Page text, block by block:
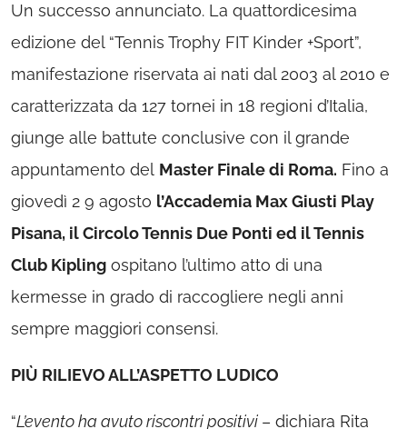
Un successo annunciato. La quattordicesima
edizione del “Tennis Trophy FIT Kinder +Sport”,
manifestazione riservata ai nati dal 2003 al 2010 e
caratterizzata da 127 tornei in 18 regioni d’Italia,
giunge alle battute conclusive con il grande
appuntamento del Master Finale di Roma. Fino a
giovedì 2 9 agosto l’Accademia Max Giusti Play
Pisana, il Circolo Tennis Due Ponti ed il Tennis
Club Kipling ospitano l’ultimo atto di una
kermesse in grado di raccogliere negli anni
sempre maggiori consensi.
PIÙ RILIEVO ALL’ASPETTO LUDICO
“L’evento ha avuto riscontri positivi – dichiara Rita